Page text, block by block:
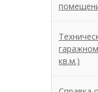
кв.м.)